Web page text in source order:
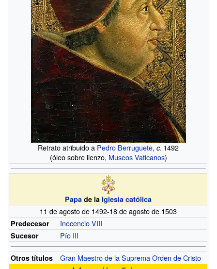
Retrato atribuido a Pedro Berruguete,c. 1492
(óleo sobre lienzo, Museos Vaticanos)
Papa de la Iglesia católica
11 de agosto de 1492-18 de agosto de 1503
Predecesor Inocencio VIII
Sucesor Pío III
Otros títulos Gran Maestro de la Suprema Orden de Cristo